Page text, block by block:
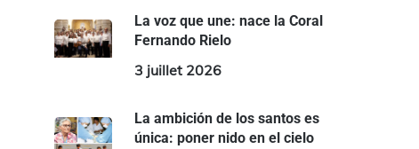
La voz que une: nace la Coral
Fernando Rielo
3 juillet 2026
La ambición de los santos es
única: poner nido en el cielo